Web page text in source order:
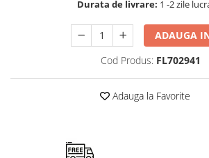
Durata de livrare: 1 -2 zile
ADAUGA
Cod Produs: FL702941
Adauga la Favorite